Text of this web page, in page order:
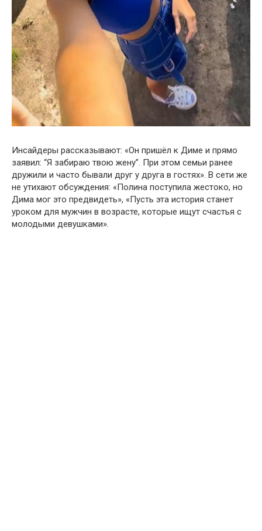
Инсайдеры рассказывают: «Он пришёл к Диме и прямо
заявил: “Я забираю твою жену”. При этом семьи ранее
дружили и часто бывали друг у друга в гостях». В сети же
не утихают обсуждения: «Полина поступила жестоко, но
Дима мог это предвидеть», «Пусть эта история станет
уроком для мужчин в возрасте, которые ищут счастья с
молодыми девушками».